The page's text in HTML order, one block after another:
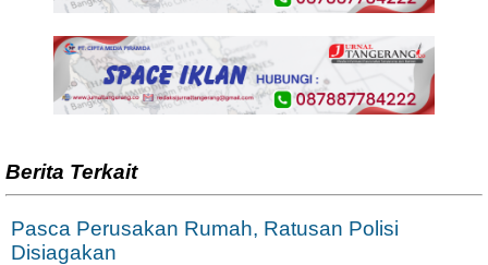
Berita Terkait
Pasca Perusakan Rumah, Ratusan Polisi
Disiagakan